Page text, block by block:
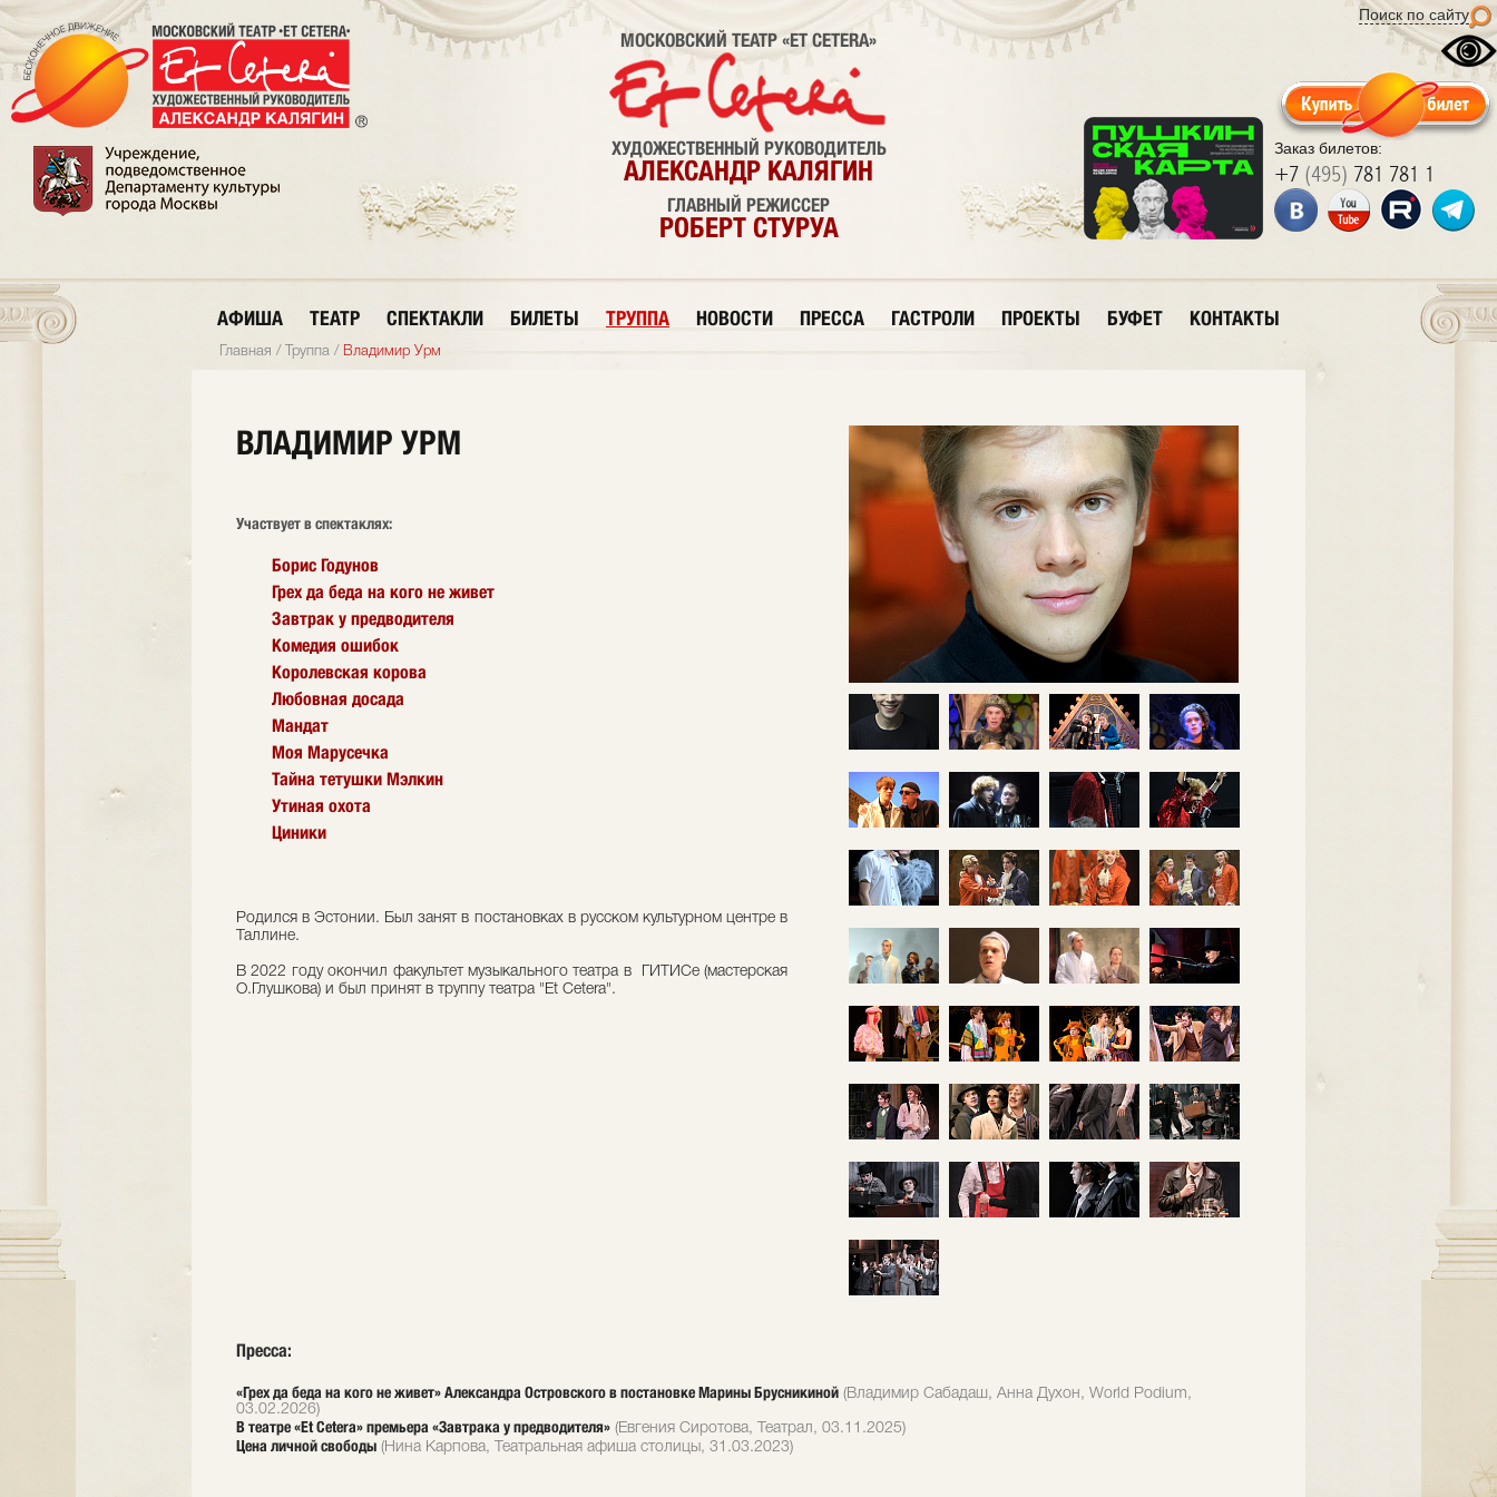
Поиск по сайту
Заказ билетов:
+7 (495) 781 781 1
МОСКОВСКИЙ ТЕАТР «ET CETERA»
ХУДОЖЕСТВЕННЫЙ РУКОВОДИТЕЛЬ
АЛЕКСАНДР КАЛЯГИН
ГЛАВНЫЙ РЕЖИССЕР
РОБЕРТ СТУРУА
АФИША ТЕАТР СПЕКТАКЛИ БИЛЕТЫ ТРУППА НОВОСТИ ПРЕССА ГАСТРОЛИ ПРОЕКТЫ БУФЕТ КОНТАКТЫ
Главная / Труппа / Владимир Урм
ВЛАДИМИР УРМ
Участвует в спектаклях:
Борис Годунов
Грех да беда на кого не живет
Завтрак у предводителя
Комедия ошибок
Королевская корова
Любовная досада
Мандат
Моя Марусечка
Тайна тетушки Мэлкин
Утиная охота
Циники
Родился в Эстонии. Был занят в постановках в русском культурном центре в
Таллине.
В 2022 году окончил факультет музыкального театра в ГИТИСе (мастерская
О.Глушкова) и был принят в труппу театра "Et Cetera".
Пресса:
«Грех да беда на кого не живет» Александра Островского в постановке Марины Брусникиной (Владимир Сабадаш, Анна Духон, World Podium,
03.02.2026)
В театре «Et Cetera» премьера «Завтрака у предводителя» (Евгения Сиротова, Театрал, 03.11.2025)
Цена личной свободы (Нина Карпова, Театральная афиша столицы, 31.03.2023)